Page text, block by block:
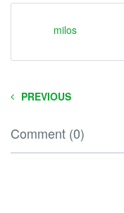
milos
PREVIOUS
Comment (0)